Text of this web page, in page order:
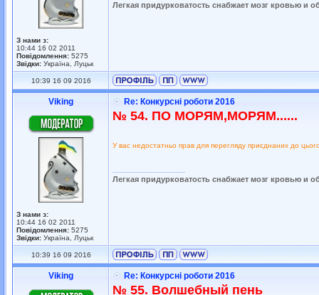
З нами з:
10:44 16 02 2011
Повідомлення: 5275
Звідки: Україна, Луцьк
Легкая придурковатость снабжает мозг кровью и
10:39 16 09 2016
Viking
З нами з:
10:44 16 02 2011
Повідомлення: 5275
Звідки: Україна, Луцьк
Re: Конкурсні роботи 2016
№ 54. ПО МОРЯМ,МОРЯМ......
У вас недостатньо прав для перегляду приєднаних до
Легкая придурковатость снабжает мозг кровью и
10:39 16 09 2016
Viking Re: Конкурсні роботи 2016
№ 55. Волшебный пень